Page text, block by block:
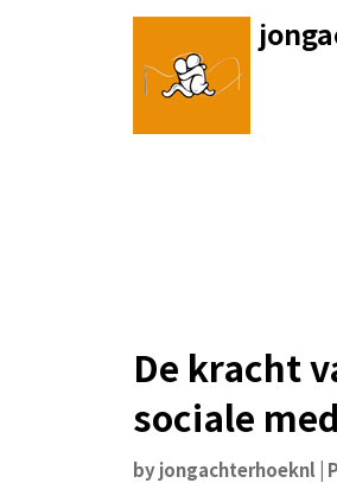
De kracht
sociale
byjongachterhoeknl